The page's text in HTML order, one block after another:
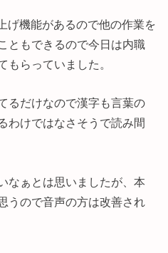
げ機能があるので他の作業を
ともできるので今日は内職
もらっていました。
るだけなので漢字も言葉の
わけではなさそうで読み間
なぁとは思いましたが、本
うので音声の方は改善され